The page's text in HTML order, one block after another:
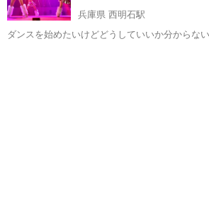
兵庫県 西明石駅
ダンスを始めたいけどどうしていいか分からない方、必